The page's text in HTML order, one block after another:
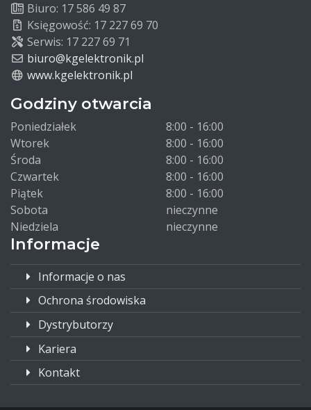
Biuro: 17 586 49 87
Księgowość: 17 227 69 70
Serwis: 17 227 69 71
biuro@kgelektronik.pl
www.kgelektronik.pl
Godziny otwarcia
Poniedziałek
8:00 - 16:00
Wtorek
8:00 - 16:00
Środa
8:00 - 16:00
Czwartek
8:00 - 16:00
Piątek
8:00 - 16:00
Sobota
nieczynne
Niedziela
nieczynne
Informacje
Informacje o nas
Ochrona środowiska
Dystrybutorzy
Kariera
Kontakt